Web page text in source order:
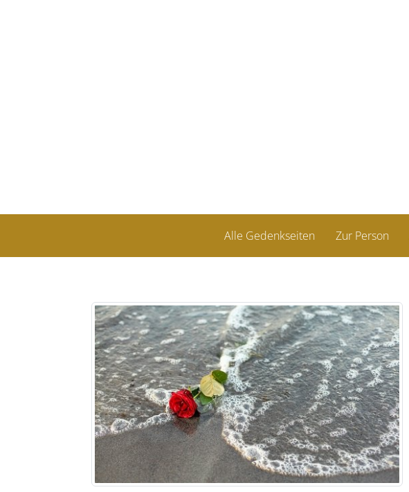
Alle Gedenkseiten Zur Person